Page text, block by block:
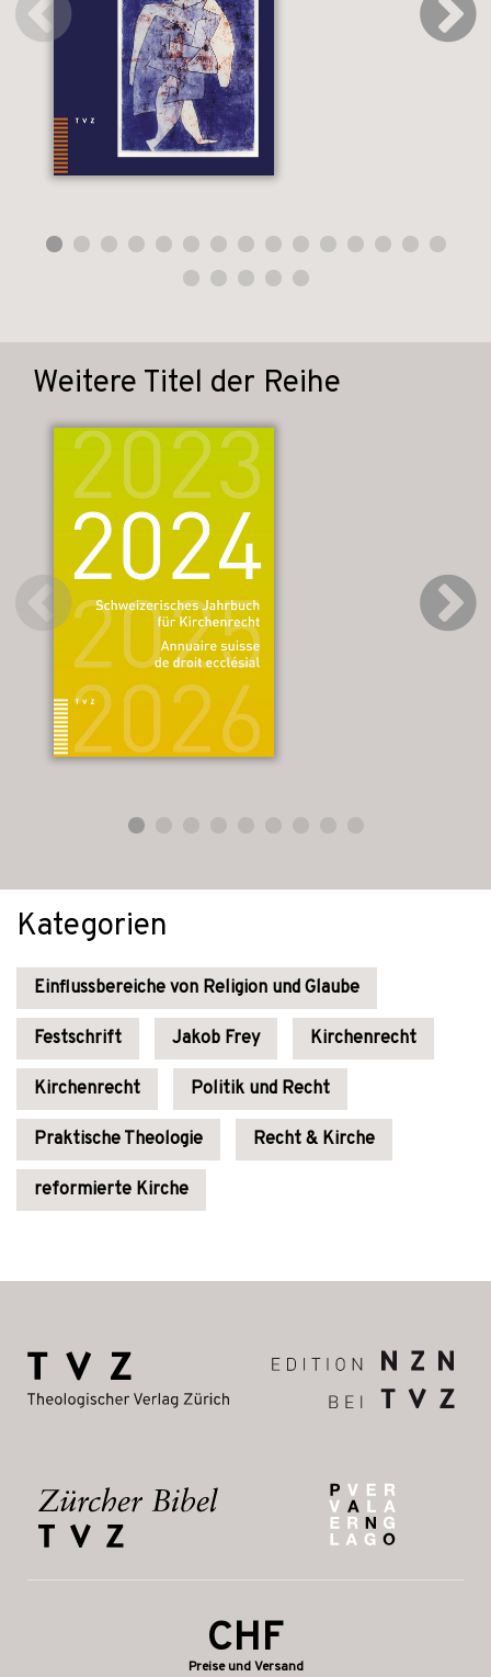
Weitere Titel der Reihe
Kategorien
Einflussbereiche von Religion und Glaube
Festschrift Jakob Frey Kirchenrecht
Kirchenrecht Politik und Recht
Praktische Theologie Recht & Kirche
reformierte Kirche
CHF
Preise und Versand